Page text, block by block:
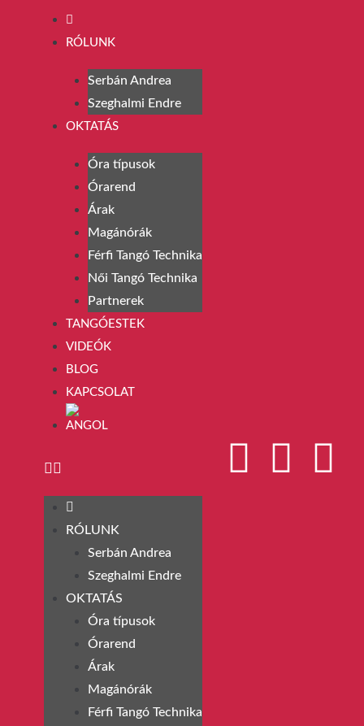
RÓLUNK
Serbán Andrea
Szeghalmi Endre
OKTATÁS
Óra típusok
Órarend
Árak
Magánórák
Férfi Tangó Technika
Női Tangó Technika
Partnerek
TANGÓESTEK
VIDEÓK
BLOG
KAPCSOLAT
RÓLUNK
Serbán Andrea
Szeghalmi Endre
OKTATÁS
Óra típusok
Órarend
Árak
Magánórák
Férfi Tangó Technika